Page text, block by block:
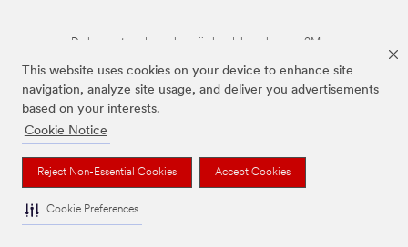
This website uses cookies on your device to enhance site
navigation, analyze site usage, and deliver you advertisements
based on your interests.
Cookie Notice
Reject Non-Essential Cookies Accept Cookies
Cookie Preferences
De bovenstaande merken zijn handelsmerken van 3M.we